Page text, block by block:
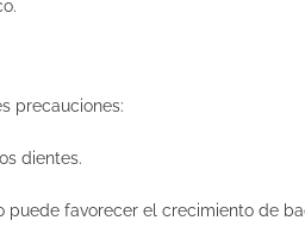
precauciones:
dientes.
puede favorecer el crecimiento de